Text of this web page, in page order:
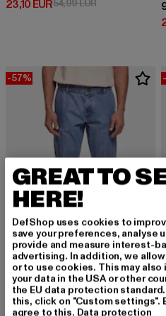
23,10 EUR
Derzeitiger Preis: 23,10 EUR
54,99 EUR
-57%
URBAN CLASSICS
Straight Leg Cargo
25,80 EUR
Derzeitiger Preis: 25,80 EUR
59,99 EURAktionspreis:
GREAT TO
HERE!
DefShop uses cookies to
save your preferences, analyse
provide and measure interest-
advertising. In addition, we
or to use cookies. This may
your data in the USA or other
the EU data protection
this, click on "Custom settings".
agree to this. Data protection